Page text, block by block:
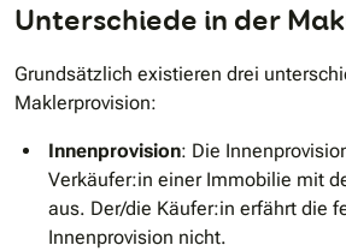
Unterschiede in der
Grundsätzlich existieren drei
Maklerprovision:
Innenprovision: Die
Verkäufer:in einer Immobilie mit
aus. Der/die Käufer:in erfährt die
Innenprovision nicht.